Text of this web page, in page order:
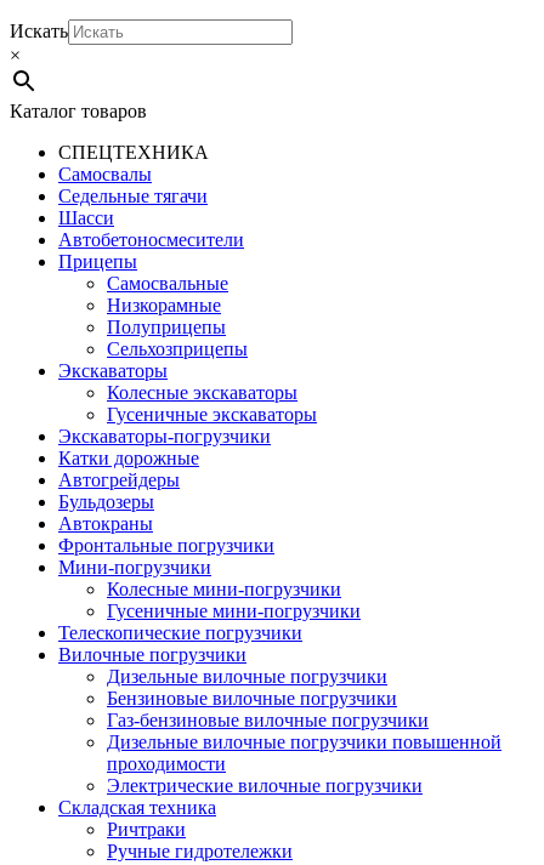
Искать
×
Каталог товаров
СПЕЦТЕХНИКА
Самосвалы
Седельные тягачи
Шасси
Автобетоно­смесители
Прицепы
Самосвальные
Низкорамные
Полуприцепы
Сельхозприцепы
Экскаваторы
Колесные экскаваторы
Гусеничные экскаваторы
Экскаваторы-погрузчики
Катки дорожные
Автогрейдеры
Бульдозеры
Автокраны
Фронтальные погрузчики
Мини-погрузчики
Колесные мини-погрузчики
Гусеничные мини-погрузчики
Телескопические погрузчики
Вилочные погрузчики
Дизельные вилочные погрузчики
Бензиновые вилочные погрузчики
Газ-бензиновые вилочные погрузчики
Дизельные вилочные погрузчики повышенной
проходимости
Электрические вилочные погрузчики
Складская техника
Ричтраки
Ручные гидротележки